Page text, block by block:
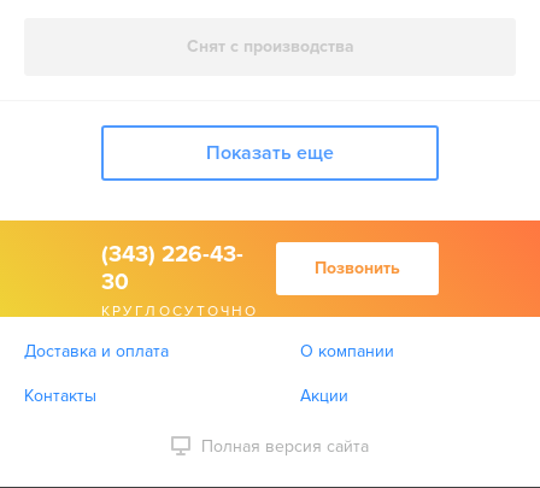
Снят с производства
Показать еще
(343) 226-43-
30
КРУГЛОСУТОЧНО
Позвонить
Доставка и оплата О компании
Контакты Акции
Полная версия сайта